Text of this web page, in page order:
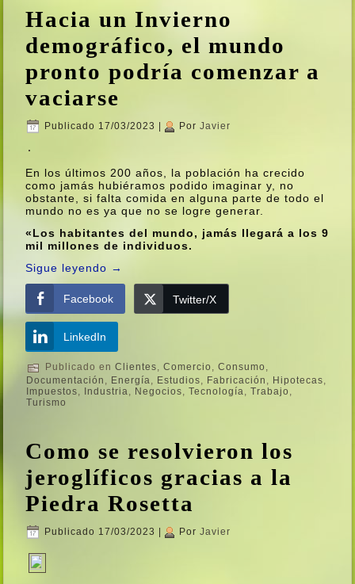
Hacia un Invierno
demográfico, el mundo
pronto podrí­a comenzar a
vaciarse
Publicado 17/03/2023 Por Javier
En los últimos 200 años, la población ha crecido
como jamás hubiéramos podido imaginar y, no
obstante, si falta comida en alguna parte de todo el
mundo no es ya que no se logre generar.
«Los habitantes del mundo, jamás llegará a los 9
mil millones de individuos.
Sigue leyendo →
Facebook Twitter/X
LinkedIn
Publicado en Clientes,Comercio ,Consumo ,
Documentación , Energí­a, Estudios, Fabricación , Hipotecas,
Impuestos, Industria, Negocios,Tecnologí­a,Trabajo ,
Turismo
Como se resolvieron los
jeroglí­ficos gracias a la
Piedra Rosetta
Publicado 17/03/2023 Por Javier